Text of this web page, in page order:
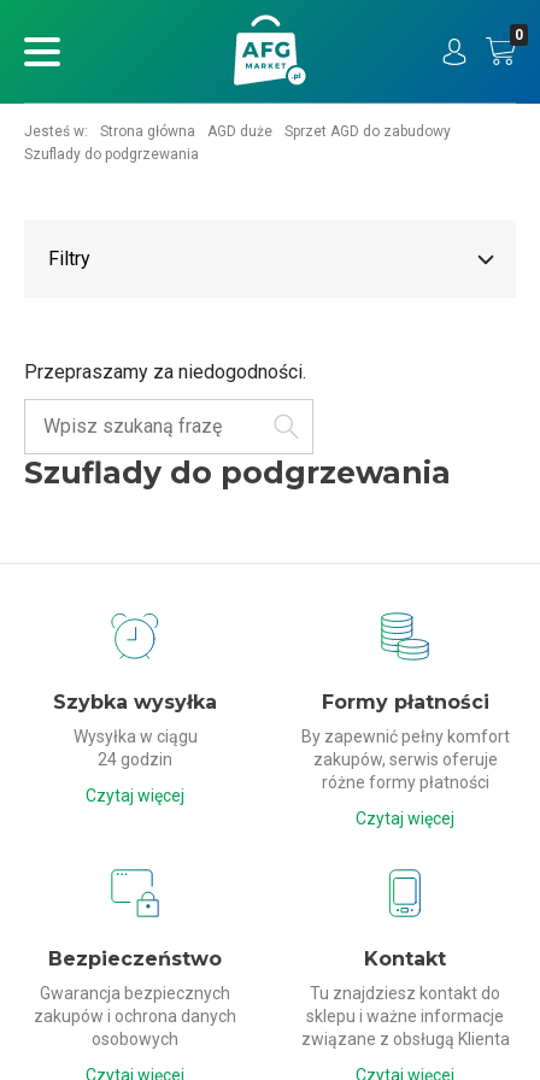
0
Jesteś w: Strona główna AGD duże
Sprzet AGD do zabudowy
Szuflady do podgrzewania
Filtry
Przepraszamy za niedogodności.
Szuflady do podgrzewania
Dlaczego my?
Szybka wysyłka
Wysyłka w ciągu
24 godzin
Czytaj więcej
Formy płatności
By zapewnić pełny komfort
zakupów, serwis oferuje
różne formy płatności
Czytaj więcej
Bezpieczeństwo
Gwarancja bezpiecznych
zakupów i ochrona danych
osobowych
Czytaj więcej
Kontakt
Tu znajdziesz kontakt do
sklepu i ważne informacje
związane z obsługą Klienta
Czytaj więcej